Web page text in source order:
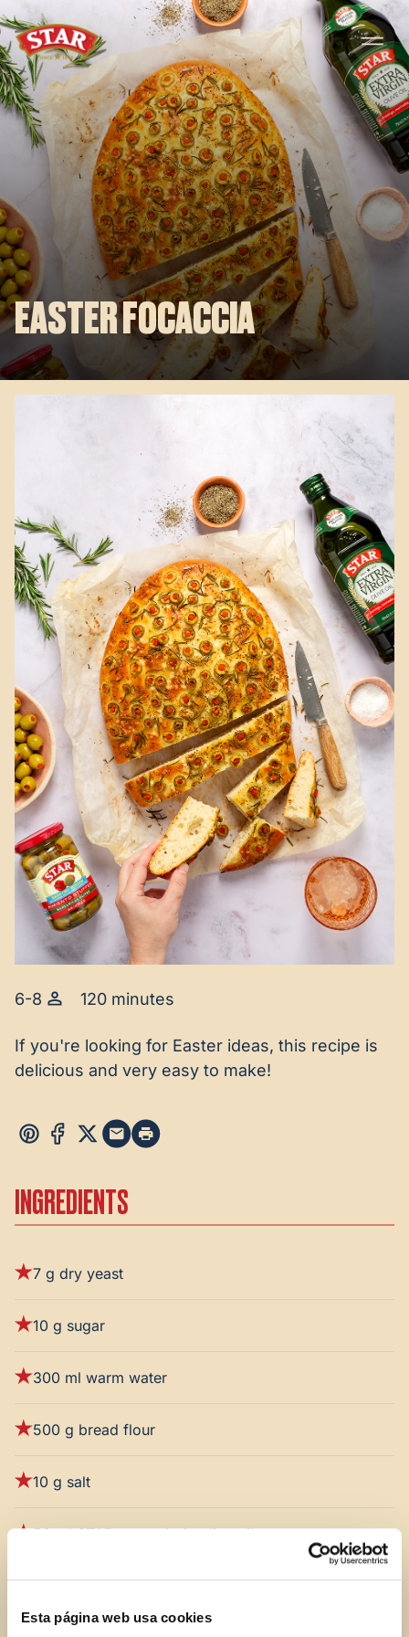
Esta página web usa cookies
Skip to content
EASTER FOCACCIA
6-8 120 minutes
If you're looking for Easter ideas, this recipe is
delicious and very easy to make!
INGREDIENTS
7 g dry yeast
10 g sugar
300 ml warm water
500 g bread flour
10 g salt
50 ml STAR extra virgin olive oil
100 g STAR manzanilla pimiento stuffed olives